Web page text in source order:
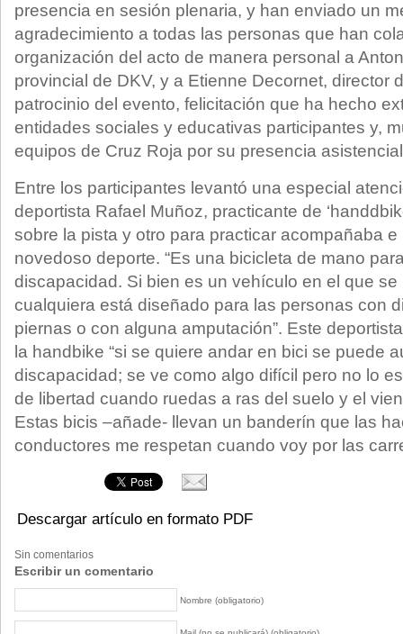
presencia en sesión plenaria, y han enviado un
agradecimiento a todas las personas que han
organización del acto de manera personal a
provincial de DKV, y a Etienne Decornet, director
patrocinio del evento, felicitación que ha hecho
entidades sociales y educativas participantes y,
equipos de Cruz Roja por su presencia
Entre los participantes levantó una especial
deportista Rafael Muñoz, practicante de
sobre la pista y otro para practicar acompañaba
novedoso deporte. “Es una bicicleta de mano
discapacidad. Si bien es un vehículo en el que se
cualquiera está diseñado para las personas con
piernas o con alguna amputación”. Este
la handbike “si se quiere andar en bici se puede
discapacidad; se ve como algo difícil pero no lo
de libertad cuando ruedas a ras del suelo y el
Estas bicis –añade- llevan un banderín que las
conductores me respetan cuando voy por las
Descargar artículo en formato PDF
Sin comentarios
Escribir un comentario
Nombre (obligatorio)